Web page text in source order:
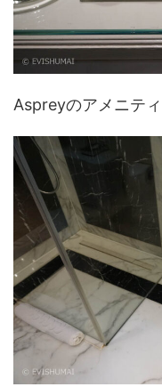
Aspreyのアメニティ